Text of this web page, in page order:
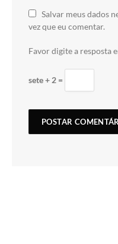
Salvar meus dados
vez que eu comentar.
Favor digite a resposta
sete + 2 =